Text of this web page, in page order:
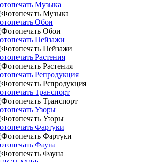
Музыка
Обои
Пейзажи
Растения
Репродукция
Транспорт
Узоры
Фартуки
Фауна